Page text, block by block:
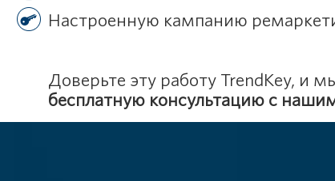
Настроенную кампанию
Доверьте эту работу TrendKey,
бесплатную консультацию с